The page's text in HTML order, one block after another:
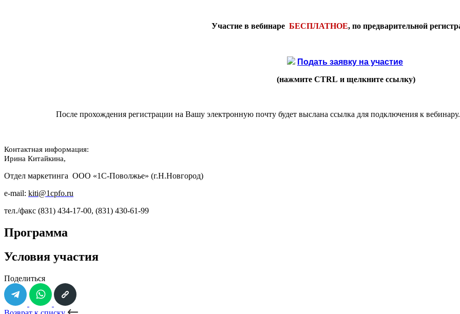
Участие в вебинаре БЕСПЛАТНОЕ, по предварительной
Подать заявку на участие
(нажмите CTRL и щелкните ссылку)
После прохождения регистрации на Вашу электронную почту будет выслана ссылка для подключения к
Контактная информация:
Ирина Китайкина,
Отдел маркетинга ООО «1С-Поволжье» (г.Н.Новгород)
e-mail: kiti@1cpfo.ru
тел./факс (831) 434-17-00, (831) 430-61-99
Программа
Условия участия
Поделиться